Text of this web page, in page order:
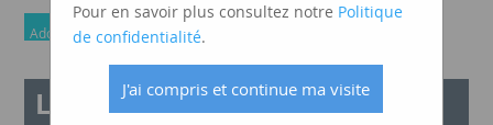
Adolescence et jeunes adultes
La playlist de vos émotions
Pour en savoir plus consultez notre Politique
de confidentialité.
J'ai compris et continue ma visite